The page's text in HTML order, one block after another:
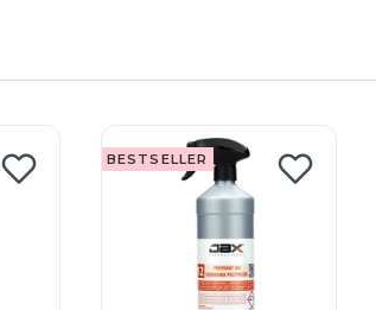
BESTSELLER